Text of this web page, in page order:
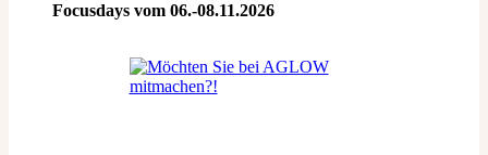
Focusdays vom 06.-08.11.2026